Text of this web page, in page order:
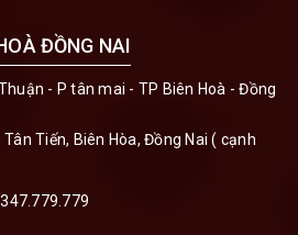
ĐỒNG NAI
- P tân mai - TP Biên Hoà - Đồng
Tiến, Biên Hòa, Đồng Nai ( cạnh